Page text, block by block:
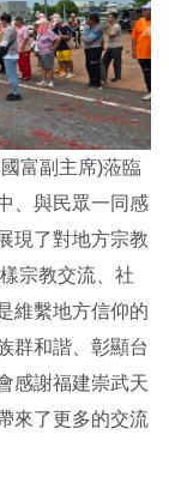
富副主席)蒞臨
、與民眾一同感
現了對地方宗教
宗教交流、社
維繫地方信仰的
群和諧、彰顯台
感謝福建崇武天
來了更多的交流